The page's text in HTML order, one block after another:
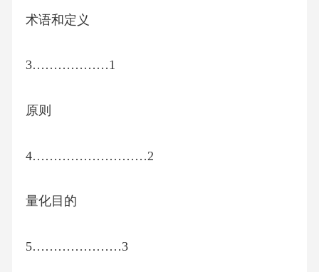
术语和定义
3………………1
原则
4………………………2
量化目的
5…………………3